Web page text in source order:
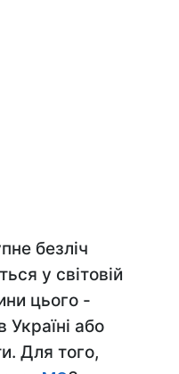
безліч
у світовій
цього -
Україні або
Для того,